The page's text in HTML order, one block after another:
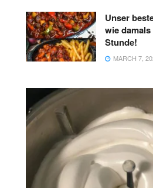
Unser
wie damals
Stunde!
MARCH 7,